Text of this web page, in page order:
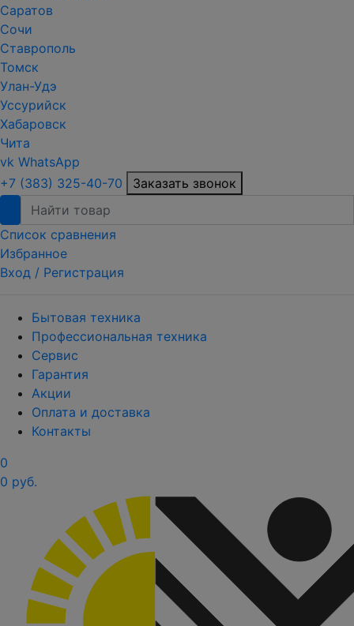
Саратов
Сочи
Ставрополь
Томск
Улан-Удэ
Уссурийск
Хабаровск
Чита
vk WhatsApp
+7 (383) 325-40-70
Заказать звонок
Список сравнения
Избранное
Вход / Регистрация
Бытовая техника
Профессиональная техника
Сервис
Гарантия
Акции
Оплата и доставка
Контакты
0
0 руб.